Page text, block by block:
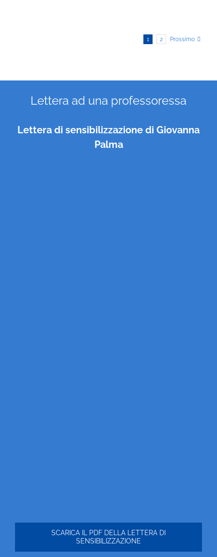
1 2 Prossimo
Lettera ad una professoressa
Lettera di sensibilizzazione di Giovanna
Palma
SCARICA IL PDF DELLA LETTERA DI
SENSIBILIZZAZIONE